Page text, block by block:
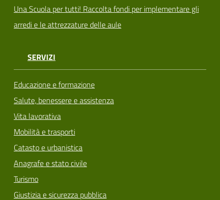
Una Scuola per tutti! Raccolta fondi per implementare gli
arredi e le attrezzature delle aule
SERVIZI
Educazione e formazione
Salute, benessere e assistenza
Vita lavorativa
Mobilità e trasporti
Catasto e urbanistica
Anagrafe e stato civile
Turismo
Giustizia e sicurezza pubblica